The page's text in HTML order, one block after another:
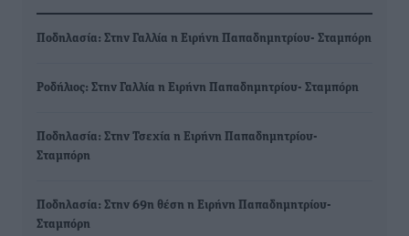
Ποδηλασία: Στην Γαλλία η Ειρήνη Παπαδημητρίου- Σταμπόρη
Ροδήλιος: Στην Γαλλία η Ειρήνη Παπαδημητρίου- Σταμπόρη
Ποδηλασία: Στην Τσεχία η Ειρήνη Παπαδημητρίου-
Σταμπόρη
Ποδηλασία: Στην 69η θέση η Ειρήνη Παπαδημητρίου-
Σταμπόρη